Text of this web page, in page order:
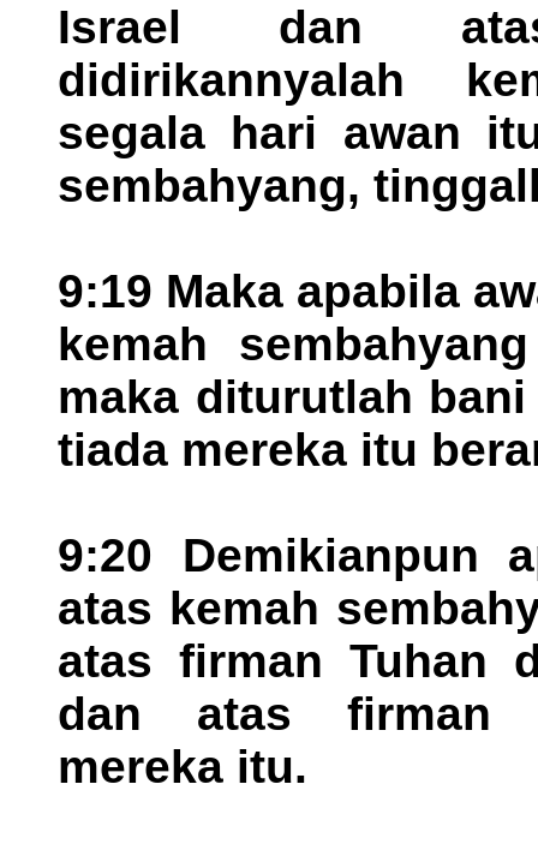
Israel dan
didirikannyalah
segala hari awan
sembahyang,
9:19 Maka apabila
kemah
maka diturutlah
tiada mereka itu
9:20 Demikianpun
atas kemah
atas firman Tuhan
dan atas firman
mereka itu.